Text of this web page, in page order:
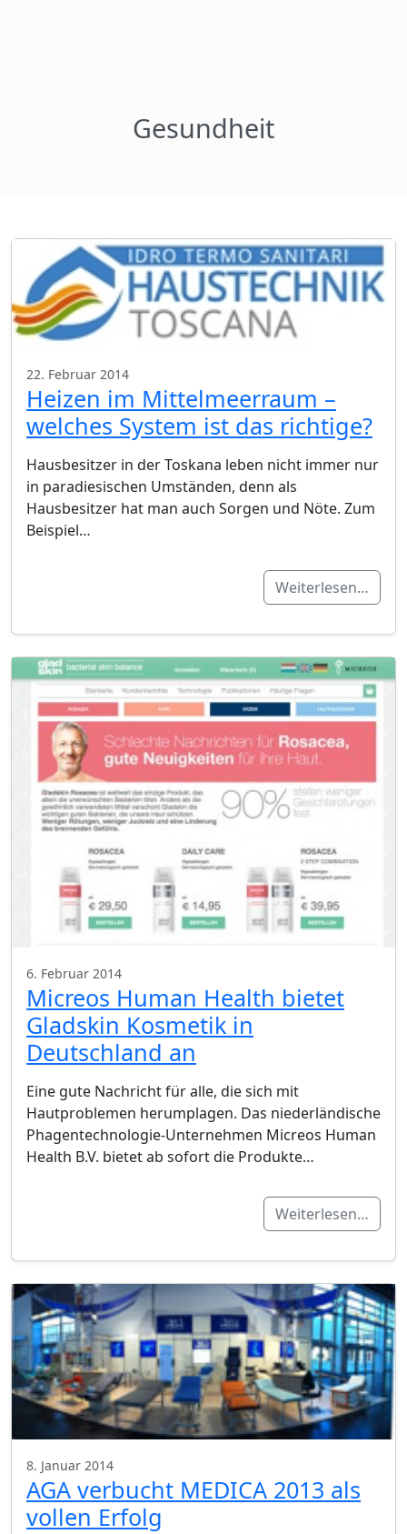
Gesundheit
22. Februar 2014
Heizen im Mittelmeerraum –
welches System ist das richtige?
Hausbesitzer in der Toskana leben nicht immer nur
in paradiesischen Umständen, denn als
Hausbesitzer hat man auch Sorgen und Nöte. Zum
Beispiel…
Weiterlesen…
6. Februar 2014
Micreos Human Health bietet
Gladskin Kosmetik in
Deutschland an
Eine gute Nachricht für alle, die sich mit
Hautproblemen herumplagen. Das niederländische
Phagentechnologie-Unternehmen Micreos Human
Health B.V. bietet ab sofort die Produkte…
Weiterlesen…
8. Januar 2014
AGA verbucht MEDICA 2013 als
vollen Erfolg